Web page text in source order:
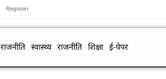
Register
राजनीति स्वास्थ्य राजनीति शिक्षा ई-पेपर